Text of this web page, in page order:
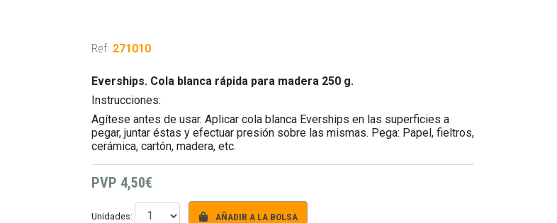
Ref. 271010
Everships. Cola blanca rápida para madera 250 g.
Instrucciones:
Agítese antes de usar. Aplicar cola blanca Everships en las superficies a
pegar, juntar éstas y efectuar presión sobre las mismas. Pega: Papel, fieltros,
cerámica, cartón, madera, etc.
PVP 4,50€
Unidades: AÑADIR A LA BOLSA